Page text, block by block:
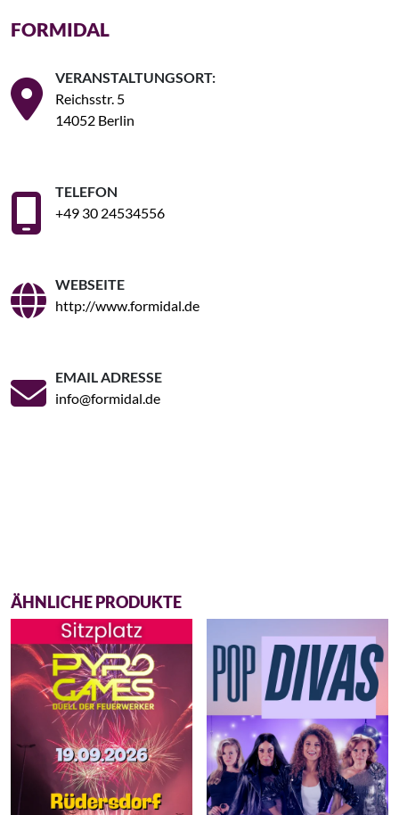
FORMIDAL
VERANSTALTUNGSORT:
Reichsstr. 5
14052 Berlin
TELEFON
+49 30 24534556
WEBSEITE
http://www.formidal.de
EMAIL ADRESSE
info@formidal.de
ÄHNLICHE PRODUKTE